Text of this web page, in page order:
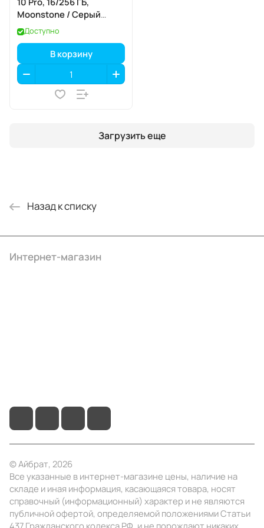
Moonstone / Серый
Лунный Камень
Доступно
В корзину
Загрузить еще
Назад к списку
Интернет-магазин
© Айбрат, 2026
Все указанные в интернет-магазине цены, наличие на
складе и иная информация, касающаяся товара, носят
справочный (информационный) характер и не являются
публичной офертой, определяемой положениями Статьи